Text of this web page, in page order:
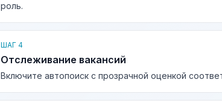
роль.
ШАГ 4
Отслеживание вакансий
Включите автопоиск с прозрачной оценкой